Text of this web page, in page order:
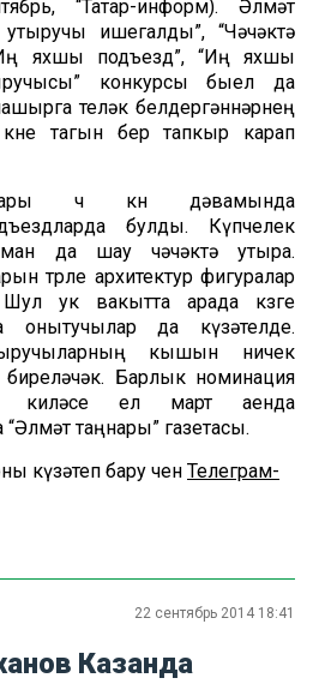
“Татар-информ). Әлмәт
утыручы ишегалды”, “Чәчәктә
яхшы подъезд”, “Иң яхшы
конкурсы быел да
теләк белдергәннәрнең
тагын бер тапкыр карап
өч көн дәвамында
булды. Күпчелек
да шау чәчәктә утыра.
төрле архитектур фигуралар
ук вакытта арада көзге
онытучылар да күзәтелде.
кышын ничек
Барлык номинация
киләсе ел март аенда
“Әлмәт таңнары” газетасы.
күзәтеп бару өчен Телеграм-
22 сентябрь 2014 18:41
Казанда